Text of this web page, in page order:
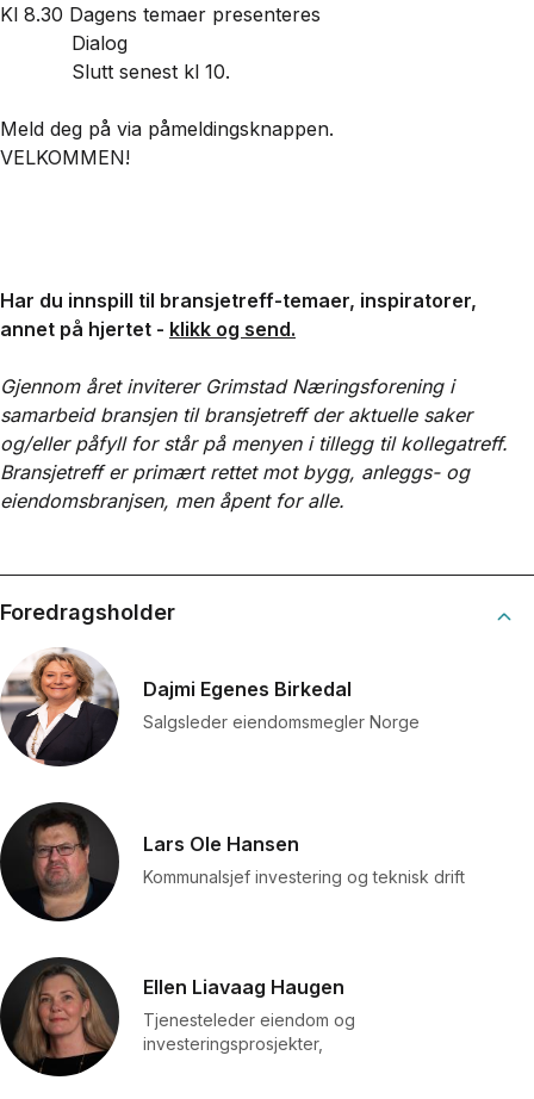
Kl 8.30 Dagens temaer presenteres
Dialog
Slutt senest kl 10.
Meld deg på via påmeldingsknappen.
VELKOMMEN!
Har du innspill til bransjetreff-temaer, inspiratorer,
annet på hjertet - klikk og send.
Gjennom året inviterer Grimstad Næringsforening i
samarbeid bransjen til bransjetreff der aktuelle saker
og/eller påfyll for står på menyen i tillegg til kollegatreff.
Bransjetreff er primært rettet mot bygg, anleggs- og
eiendomsbranjsen, men åpent for alle.
Foredragsholder
Dajmi Egenes Birkedal
Salgsleder eiendomsmegler Norge
Lars Ole Hansen
Kommunalsjef investering og teknisk drift
Ellen Liavaag Haugen
Tjenesteleder eiendom og
investeringsprosjekter,